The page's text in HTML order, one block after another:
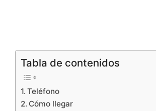
Tabla de contenidos
Teléfono
Cómo llegar